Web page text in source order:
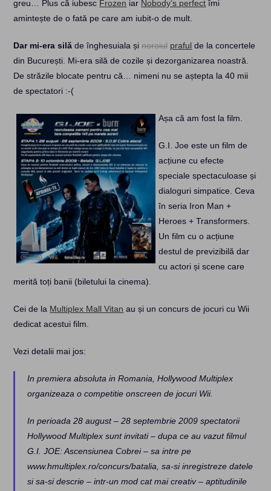
greu… Plus că iubesc Frozen iar Nobody‘s perfect îmi
amintește de o fată pe care am iubit-o de mult.
Dar mi-era silă de înghesuiala șinoroiul praful de la concertele
din București. Mi-era silă de cozile și dezorganizarea noastră.
De străzile blocate pentru că… nimeni nu se aștepta la 40 mii
de spectatori :-(
Așa că am fost la film.
G.I. Joe este un film de
acțiune cu efecte
speciale spectaculoase și
dialoguri simpatice. Ceva
în seria Iron Man +
Heroes + Transformers.
Un film cu o acțiune
destul de previzibilă dar
cu actori și scene care
merită toți banii (biletului la cinema).
Cei de la Multiplex Mall Vitan au și un concurs de jocuri cu Wii
dedicat acestui film.
Vezi detalii mai jos:
In premiera absoluta in Romania, Hollywood Multiplex
organizeaza o competitie onscreen de jocuri Wii.
In perioada 28 august – 28 septembrie 2009 spectatorii
Hollywood Multiplex sunt invitati – dupa ce au vazut filmul
G.I. JOE: Ascensiunea Cobrei – sa intre pe
www.hmultiplex.ro/concurs/batalia, sa-si inregistreze datele
si sa-si descrie – intr-un mod cat mai creativ – aptitudinile